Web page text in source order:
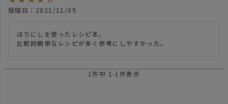
投稿日 2021/11/09
ほりにしを使ったレシピ本。
比較的簡単なレシピが多く参考にしやすかった。
1件中 1 -1 件表示